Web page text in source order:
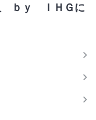
ｂｙ ＩＨＧに